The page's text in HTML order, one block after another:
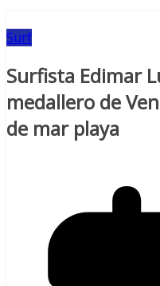
Surf
Surfista Edimar
medallero de
de mar playa